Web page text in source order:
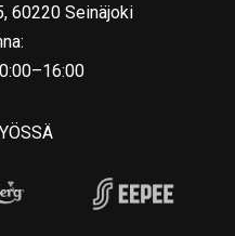
60220 Seinäjoki